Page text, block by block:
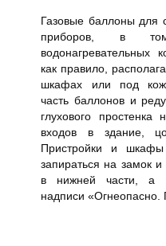
Газовые баллоны для
приборов, в
водонагревательных
как правило,
шкафах или под
часть баллонов и
глухового
входов в здание,
Пристройки и
запираться на замок
в нижней части, а
надписи «Огнеопасно.